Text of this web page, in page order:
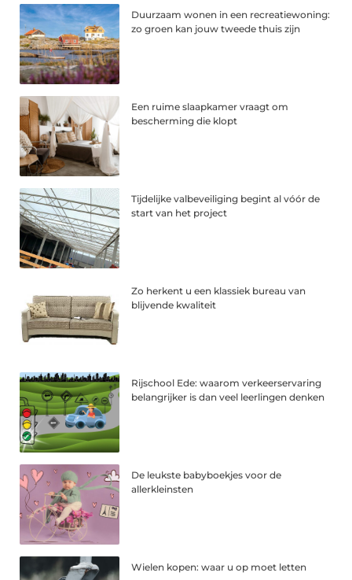
Duurzaam wonen in een recreatiewoning:
zo groen kan jouw tweede thuis zijn
Een ruime slaapkamer vraagt om
bescherming die klopt
Tijdelijke valbeveiliging begint al vóór de
start van het project
Zo herkent u een klassiek bureau van
blijvende kwaliteit
Rijschool Ede: waarom verkeerservaring
belangrijker is dan veel leerlingen denken
De leukste babyboekjes voor de
allerkleinsten
Wielen kopen: waar u op moet letten